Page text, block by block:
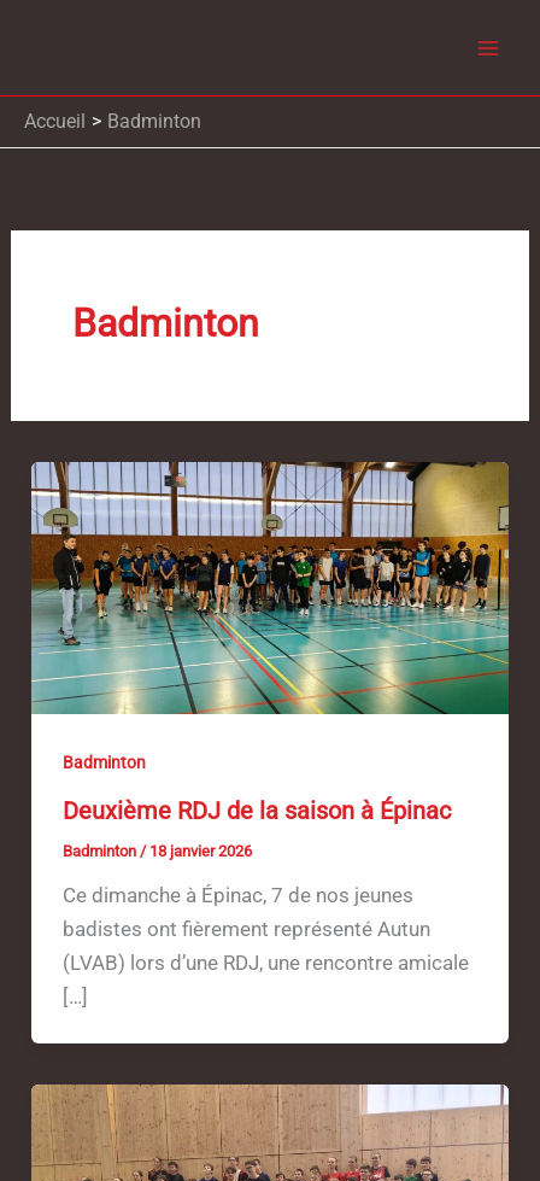
Accueil Badminton
Badminton
Badminton
Deuxième RDJ de la saison à Épinac
Badminton / 18 janvier 2026
Ce dimanche à Épinac, 7 de nos jeunes
badistes ont fièrement représenté Autun
(LVAB) lors d’une RDJ, une rencontre amicale
[…]